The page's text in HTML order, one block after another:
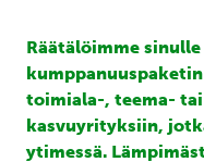
Räätälöimme
toimiala-, teema-
kasvuyrityksiin,
ytimessä.